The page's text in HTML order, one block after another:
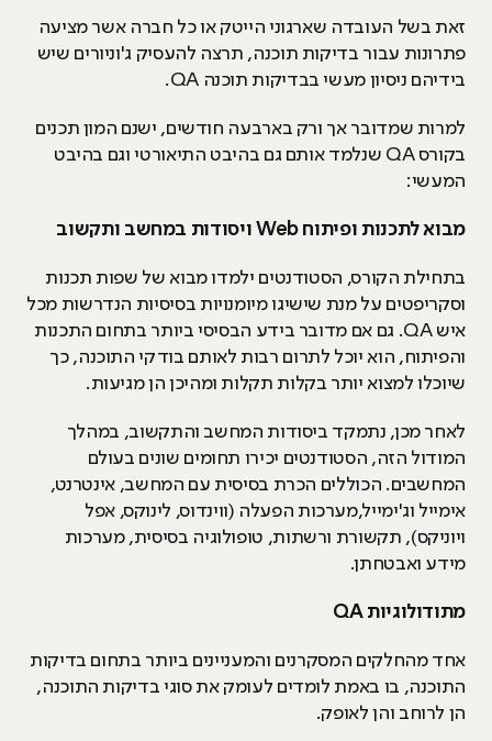
זאת בשל העובדה שארגוני הייטק או כל חברה אשר מציעה
פתרונות עבור בדיקות תוכנה, תרצה להעסיק ג'וניורים שיש
בידיהם ניסיון מעשי בבדיקות תוכנה QA.
למרות שמדובר אך ורק בארבעה חודשים, ישנם המון תכנים
בקורס QA שנלמד אותם גם בהיבט התיאורטי וגם בהיבט
המעשי:
מבוא לתכנות ופיתוחWeb ויסודות במחשב ותקשוב
בתחילת הקורס, הסטודנטים ילמדו מבוא של שפות תכנות
וסקריפטים על מנת שישיגו מיומנויות בסיסיות הנדרשות מכל
איש QA. גם אם מדובר בידע הבסיסי ביותר בתחום התכנות
והפיתוח, הוא יוכל לתרום רבות לאותם בודקי התוכנה, כך
שיוכלו למצוא יותר בקלות תקלות ומהיכן הן מגיעות.
לאחר מכן, נתמקד ביסודות המחשב והתקשוב, במהלך
המודול הזה, הסטודנטים יכירו תחומים שונים בעולם
המחשבים. הכוללים הכרת בסיסית עם המחשב, אינטרנט,
אימייל וג'ימייל,מערכות הפעלה (ווינדוס, לינוקס, אפל
ויוניקס), תקשורת ורשתות, טופולוגיה בסיסית, מערכות
מידע ואבטחתן.
מתודולוגיותQA
אחד מהחלקים המסקרנים והמעניינים ביותר בתחום בדיקות
התוכנה, בו באמת לומדים לעומק את סוגי בדיקות התוכנה,
הן לרוחב והן לאופק.